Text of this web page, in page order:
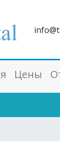
Цены